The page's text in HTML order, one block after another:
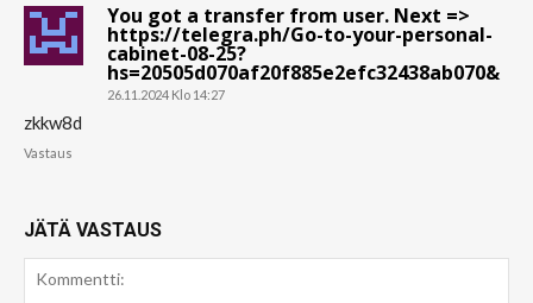
You got a transfer from user. Next =>
https://telegra.ph/Go-to-your-personal-
cabinet-08-25?
hs=20505d070af20f885e2efc32438ab070&
26.11.2024 Klo 14:27
zkkw8d
Vastaus
JÄTÄ VASTAUS